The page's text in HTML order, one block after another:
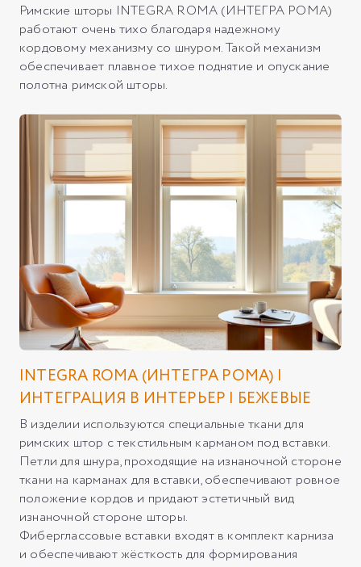
Римские шторы INTEGRA ROMA (ИНТЕГРА РОМА)
работают очень тихо благодаря надежному
кордовому механизму со шнуром. Такой механизм
обеспечивает плавное тихое поднятие и опускание
полотна римской шторы.
INTEGRA ROMA (ИНТЕГРА РОМА) |
ИНТЕГРАЦИЯ В ИНТЕРЬЕР | БЕЖЕВЫЕ
В изделии используются специальные ткани для
римских штор с текстильным карманом под вставки.
Петли для шнура, проходящие на изнаночной стороне
ткани на карманах для вставки, обеспечивают ровное
положение кордов и придают эстетичный вид
изнаночной стороне шторы.
Фиберглассовые вставки входят в комплект карниза
и обеспечивают жёсткость для формирования